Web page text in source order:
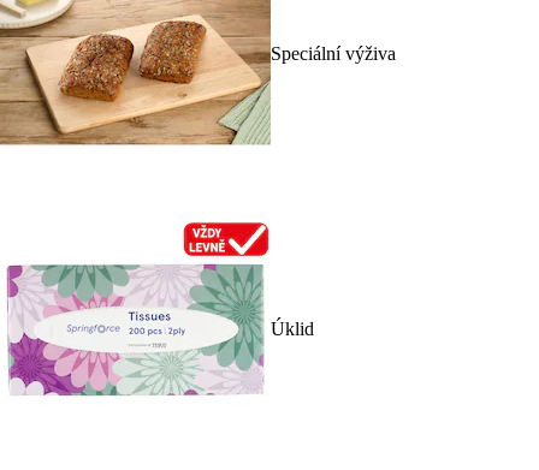
Speciální výživa
Úklid